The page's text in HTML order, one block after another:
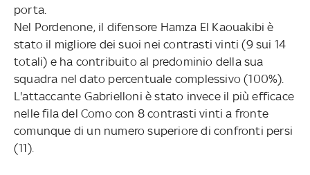
porta.
Nel Pordenone, il difensore Hamza El Kaouakibi è
stato il migliore dei suoi nei contrasti vinti (9 sui 14
totali) e ha contribuito al predominio della sua
squadra nel dato percentuale complessivo (100%).
L'attaccante Gabrielloni è stato invece il più efficace
nelle fila del Como con 8 contrasti vinti a fronte
comunque di un numero superiore di confronti persi
(11).